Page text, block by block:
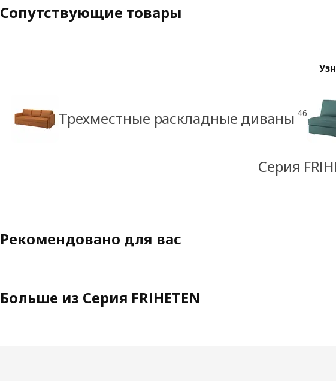
Сопутствующие товары
Трехместные раскладные диваны 46
Серия
Рекомендовано для вас
Больше из Серия FRIHETEN